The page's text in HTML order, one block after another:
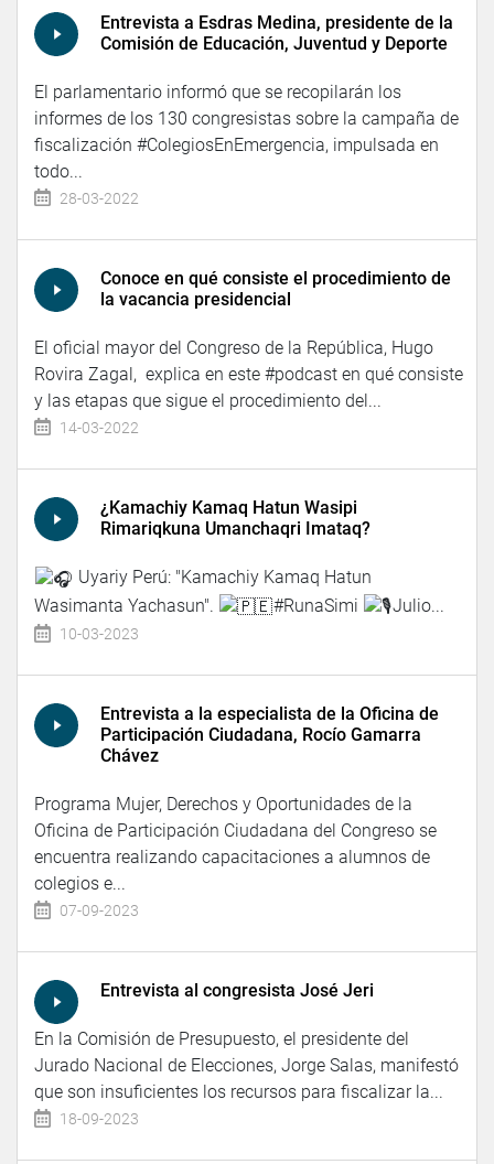
Entrevista a Esdras Medina, presidente de la
Comisión de Educación, Juventud y Deporte
El parlamentario informó que se recopilarán los
informes de los 130 congresistas sobre la campaña de
fiscalización #ColegiosEnEmergencia, impulsada en
todo...
28-03-2022
Conoce en qué consiste el procedimiento de
la vacancia presidencial
El oficial mayor del Congreso de la República, Hugo
Rovira Zagal, explica en este #podcast en qué consiste
y las etapas que sigue el procedimiento del...
14-03-2022
¿Kamachiy Kamaq Hatun Wasipi
Rimariqkuna Umanchaqri Imataq?
Uyariy Perú: "Kamachiy Kamaq Hatun
Wasimanta Yachasun".
#RunaSimi Julio...
10-03-2023
Entrevista a la especialista de la Oficina de
Participación Ciudadana, Rocío Gamarra
Chávez
Programa Mujer, Derechos y Oportunidades de la
Oficina de Participación Ciudadana del Congreso se
encuentra realizando capacitaciones a alumnos de
colegios e...
07-09-2023
Entrevista al congresista José Jeri
En la Comisión de Presupuesto, el presidente del
Jurado Nacional de Elecciones, Jorge Salas, manifestó
que son insuficientes los recursos para fiscalizar la...
18-09-2023